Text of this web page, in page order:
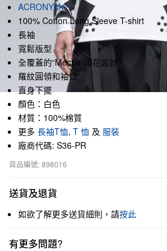
ACRONYM®
100% Cotton Long Sleeve T-shirt
長袖
寬鬆版型
全覆蓋的“Mecha”印花設計
羅紋圓領和袖口
直身下擺
顏色：白色
材質：100%棉質
更多 長袖T恤, T 恤 及 服裝
廠商代碼: S36-PR
貨品編號: 898016
送貨及退貨
如欲了解更多送貨細則，請按此
有更多問題?